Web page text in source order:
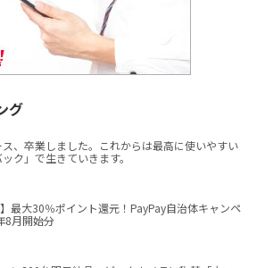
グ
、卒業しました。これからは最高に使いやすい
ック」で生きていきます。
】最大30％ポイント還元！PayPay自治体キャンペ
8月開始分